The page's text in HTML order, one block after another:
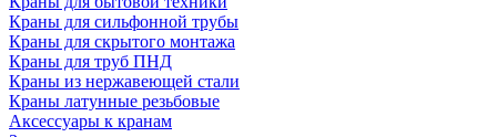
Краны для сильфонной трубы
Краны для скрытого монтажа
Краны для труб ПНД
Краны из нержавеющей стали
Краны латунные резьбовые
Аксессуары к кранам